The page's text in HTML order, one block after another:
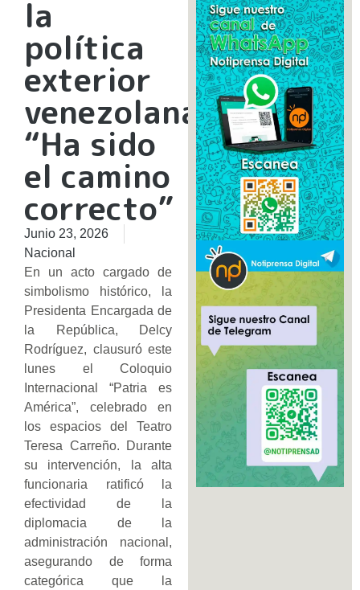
la
política
exterior
venezolana:
“Ha sido
el camino
correcto”
Junio 23, 2026
Nacional
En un acto cargado de
simbolismo histórico, la
Presidenta Encargada de
la República, Delcy
Rodríguez, clausuró este
lunes el Coloquio
Internacional “Patria es
América”, celebrado en
los espacios del Teatro
Teresa Carreño. Durante
su intervención, la alta
funcionaria ratificó la
efectividad de la
diplomacia de la
administración nacional,
asegurando de forma
categórica que la